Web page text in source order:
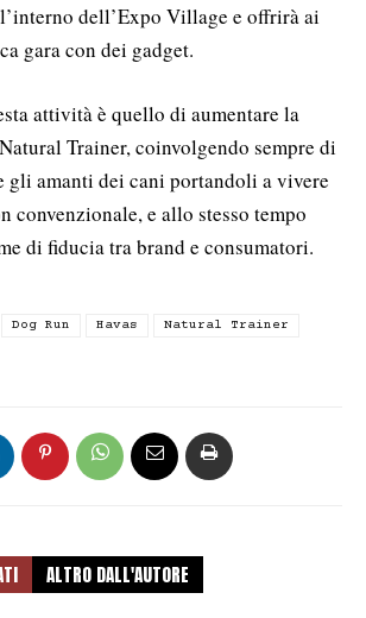
dell’Expo Village e offrirà ai
gara con dei gadget.
attività è quello di aumentare la
Trainer, coinvolgendo sempre di
amanti dei cani portandoli a vivere
convenzionale, e allo stesso tempo
di fiducia tra brand e consumatori.
Dog Run Havas
Natural Trainer
ALTRO DALL'AUTORE